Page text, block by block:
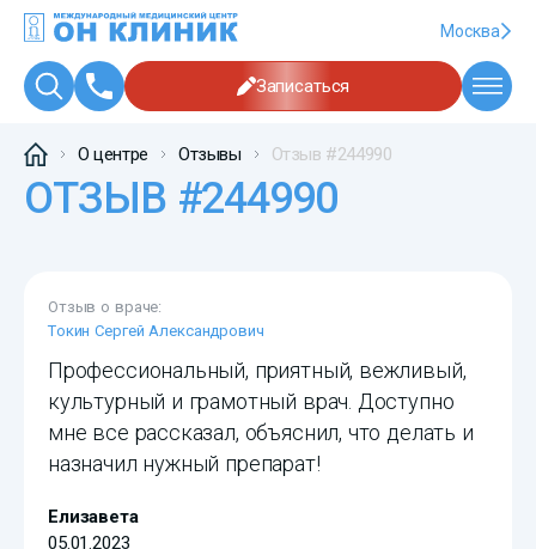
Москва
Записаться
О центре Отзывы Отзыв #244990
ОТЗЫВ #244990
Отзыв о враче:
Токин Сергей Александрович
Профессиональный, приятный, вежливый,
культурный и грамотный врач. Доступно
мне все рассказал, объяснил, что делать и
назначил нужный препарат!
Елизавета
05.01.2023